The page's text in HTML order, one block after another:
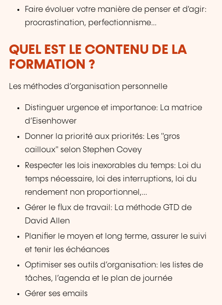
Faire évoluer votre manière de penser et d'agir:
procrastination, perfectionnisme…
QUEL EST LE CONTENU DE LA
FORMATION ?
Les méthodes d’organisation personnelle
Distinguer urgence et importance: La matrice
d’Eisenhower
Donner la priorité aux priorités: Les "gros
cailloux" selon Stephen Covey
Respecter les lois inexorables du temps: Loi du
temps nécessaire, loi des interruptions, loi du
rendement non proportionnel,…
Gérer le flux de travail: La méthode GTD de
David Allen
Planifier le moyen et long terme, assurer le suivi
et tenir les échéances
Optimiser ses outils d’organisation: les listes de
tâches, l’agenda et le plan de journée
Gérer ses emails